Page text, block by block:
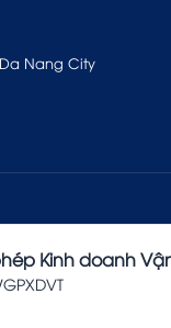
Nang City
Kinh doanh